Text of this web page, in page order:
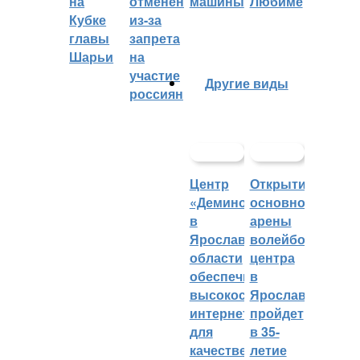
Кубке
главы
Шарьи
из-за
запрета
на
участие
россиян
Другие виды
Центр
«Демино»
в
Ярославской
области
обеспечивают
высокоскоростным
интернетом
для
качественных
Открытие
основной
арены
волейбольного
центра
в
Ярославле
пройдет
в 35-
летие